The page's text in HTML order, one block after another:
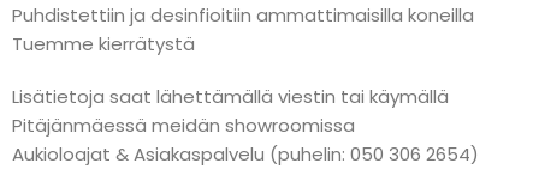
Puhdistettiin ja desinfioitiin ammattimaisilla koneilla
Tuemme kierrätystä
Lisätietoja saat lähettämällä viestin tai käymällä
Pitäjänmäessä meidän showroomissa
Aukioloajat & Asiakaspalvelu (puhelin: 050 306 2654)